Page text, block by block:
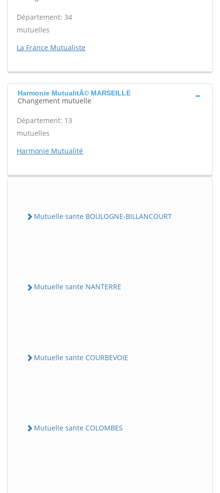
Département: 34
mutuelles
La France Mutualiste
Harmonie MutualitÃ© MARSEILLE
Changement mutuelle
Département: 13
mutuelles
Harmonie Mutualité
Mutuelle sante BOULOGNE-BILLANCOURT
Mutuelle sante NANTERRE
Mutuelle sante COURBEVOIE
Mutuelle sante COLOMBES